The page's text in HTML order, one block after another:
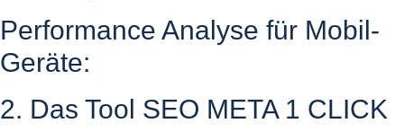
Performance Analyse für Mobil-
Geräte:
2. Das Tool SEO META 1 CLICK